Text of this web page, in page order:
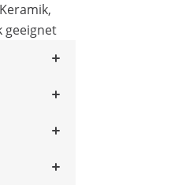
geeignet